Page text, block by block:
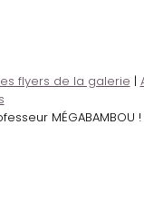
flyers de la galerie |
MÉGABAMBOU !